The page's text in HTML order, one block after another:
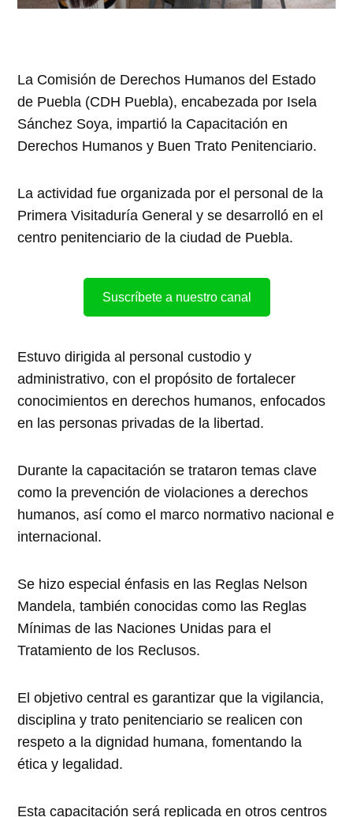
La Comisión de Derechos Humanos del Estado
de Puebla (CDH Puebla), encabezada por Isela
Sánchez Soya, impartió la Capacitación en
Derechos Humanos y Buen Trato Penitenciario.
La actividad fue organizada por el personal de la
Primera Visitaduría General y se desarrolló en el
centro penitenciario de la ciudad de Puebla.
Suscríbete a nuestro canal
Estuvo dirigida al personal custodio y
administrativo, con el propósito de fortalecer
conocimientos en derechos humanos, enfocados
en las personas privadas de la libertad.
Durante la capacitación se trataron temas clave
como la prevención de violaciones a derechos
humanos, así como el marco normativo nacional e
internacional.
Se hizo especial énfasis en las Reglas Nelson
Mandela, también conocidas como las Reglas
Mínimas de las Naciones Unidas para el
Tratamiento de los Reclusos.
El objetivo central es garantizar que la vigilancia,
disciplina y trato penitenciario se realicen con
respeto a la dignidad humana, fomentando la
ética y legalidad.
Esta capacitación será replicada en otros centros